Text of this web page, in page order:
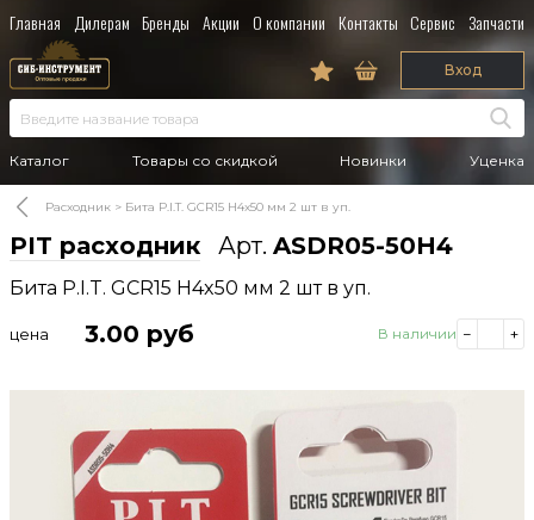
Главная Дилерам Бренды Акции О компании Контакты Сервис Запчасти
Каталог Товары со скидкой Новинки Уценка
Вход
Расходник Бита P.I.T. GCR15 H4x50 мм 2 шт в уп.
PIT расходник Арт. ASDR05-50H4
Бита P.I.T. GCR15 H4x50 мм 2 шт в уп.
цена 3.00 руб В наличии